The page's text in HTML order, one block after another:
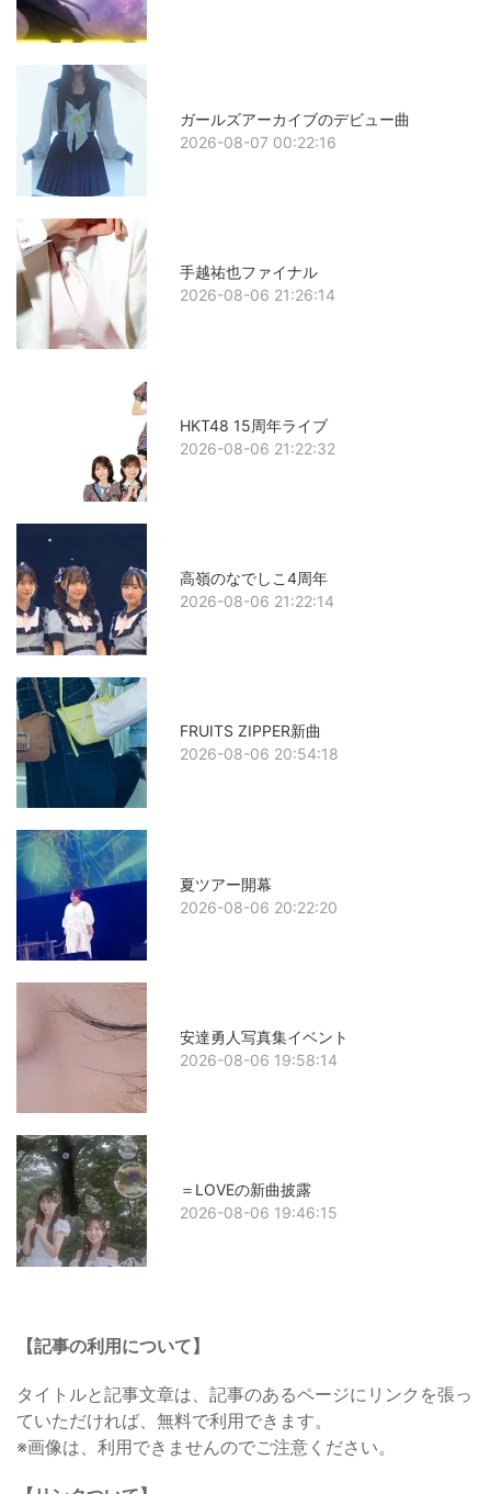
ガールズアーカイブのデビュー曲
2026-08-07 00:22:16
手越祐也ファイナル
2026-08-06 21:26:14
HKT48 15周年ライブ
2026-08-06 21:22:32
高嶺のなでしこ4周年
2026-08-06 21:22:14
FRUITS ZIPPER新曲
2026-08-06 20:54:18
夏ツアー開幕
2026-08-06 20:22:20
安達勇人写真集イベント
2026-08-06 19:58:14
＝LOVEの新曲披露
2026-08-06 19:46:15
【記事の利用について】
タイトルと記事文章は、記事のあるページにリンクを張っ
ていただければ、無料で利用できます。
※画像は、利用できませんのでご注意ください。